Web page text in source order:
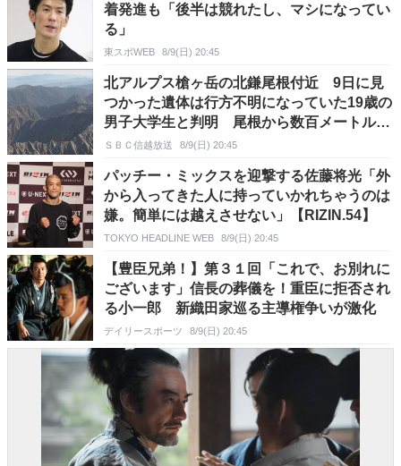
着発進も「後半は競れたし、マシになってい
る」
東スポWEB 8/9(日) 20:45
北アルプス槍ヶ岳の北鎌尾根付近 9日に見
つかった遺体は行方不明になっていた19歳の
男子大学生と判明 尾根から数百メートル下
の急斜面 県警のヘリコプターが捜索中に見
ＳＢＣ信越放送 8/9(日) 20:45
パッチー・ミックスを迎撃する佐藤将光「外
から入ってきた人に持っていかれちゃうのは
嫌。簡単には越えさせない」【RIZIN.54】
TOKYO HEADLINE WEB 8/9(日) 20:45
【豊臣兄弟！】第３１回「これで、お別れに
ございます」信長の葬儀を！重臣に拒否され
る小一郎 新織田家巡る主導権争いが激化
デイリースポーツ 8/9(日) 20:45